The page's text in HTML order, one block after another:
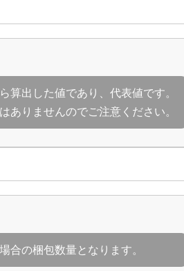
算出した値であり、代表値です。
ありませんのでご注意ください。
合の梱包数量となります。